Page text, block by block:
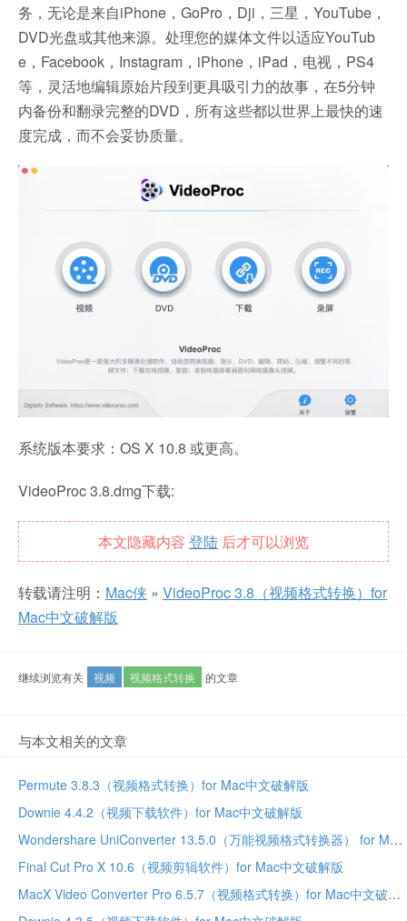
务，无论是来自iPhone，GoPro，Dji，三星，YouTube，
DVD光盘或其他来源。处理您的媒体文件以适应YouTub
e，Facebook，Instagram，iPhone，iPad，电视，PS4
等，灵活地编辑原始片段到更具吸引力的故事，在5分钟
内备份和翻录完整的DVD，所有这些都以世界上最快的速
度完成，而不会妥协质量。
系统版本要求：OS X 10.8 或更高。
VideoProc 3.8.dmg下载:
本文隐藏内容 登陆 后才可以浏览
转载请注明： Mac侠 » VideoProc 3.8（视频格式转换）for
Mac中文破解版
继续浏览有关 视频 视频格式转换 的文章
与本文相关的文章
Permute 3.8.3（视频格式转换）for Mac中文破解版
Downie 4.4.2（视频下载软件）for Mac中文破解版
Wondershare UniConverter 13.5.0（万能视频格式转换器） for Mac中文破解版
Final Cut Pro X 10.6（视频剪辑软件）for Mac中文破解版
MacX Video Converter Pro 6.5.7（视频格式转换）for Mac中文破解版